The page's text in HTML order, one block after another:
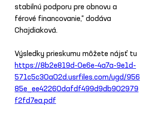
stabilnú podporu pre obnovu a
férové financovanie,“ dodáva
Chajdiaková.
Výsledky prieskumu môžete nájsť tu
https://8b2e819d-0e6e-4a7a-9e1d-
571c5c30a02d.usrfiles.com/ugd/956
85e_ee42260dafdf499d9db902979
f2fd7ea.pdf